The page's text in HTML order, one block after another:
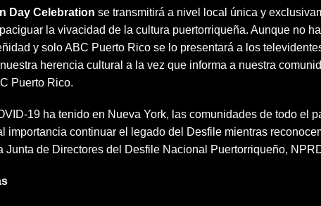
Day Celebration se transmitirá a nivel local única y
la vivacidad de la cultura puertorriqueña. Aunque no
y solo ABC Puerto Rico se lo presentará a los
herencia cultural a la vez que informa a nuestra
Puerto Rico.
19 ha tenido en Nueva York, las comunidades de todo el
importancia continuar el legado del Desfile mientras
Junta de Directores del Desfile Nacional Puertorriqueño,